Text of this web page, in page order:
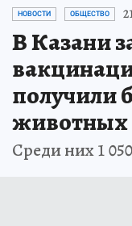
НОВОСТИ ОБЩЕСТВО
В Казани
получили
животных
Среди них 1